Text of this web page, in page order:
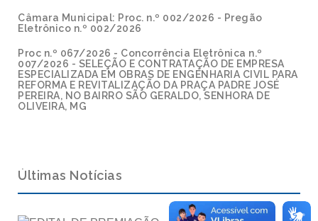
Câmara Municipal: Proc. n.º 002/2026 - Pregão
Eletrônico n.º 002/2026
Proc n.º 067/2026 - Concorrência Eletrônica n.º
007/2026 - SELEÇÃO E CONTRATAÇÃO DE EMPRESA
ESPECIALIZADA EM OBRAS DE ENGENHARIA CIVIL PARA
REFORMA E REVITALIZAÇÃO DA PRAÇA PADRE JOSÉ
PEREIRA, NO BAIRRO SÃO GERALDO, SENHORA DE
OLIVEIRA, MG
Últimas Notícias